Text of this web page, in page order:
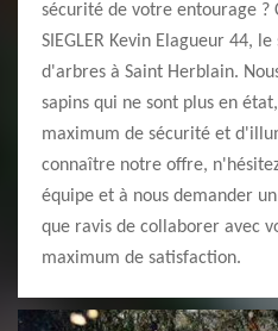
sécurité de votre entourage ?
SIEGLER Kevin Elagueur 44,
d'arbres à Saint Herblain.
sapins qui ne sont plus en
maximum de sécurité et
connaître notre offre,
équipe et à nous demander
que ravis de collaborer avec
maximum de satisfaction.